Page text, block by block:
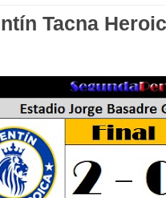
Tacna